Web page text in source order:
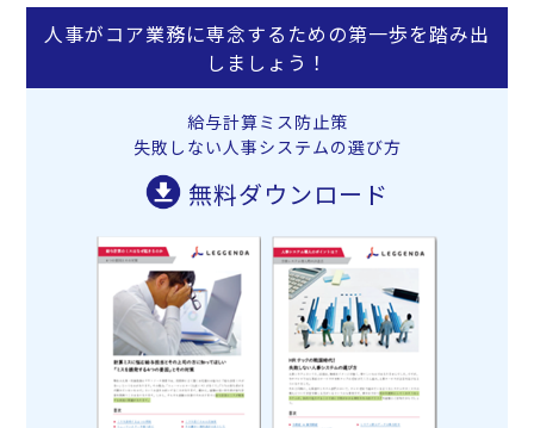
人事がコア業務に専念するための第一歩を踏み出
しましょう！
給与計算ミス防止策
失敗しない人事システムの選び方
無料ダウンロード